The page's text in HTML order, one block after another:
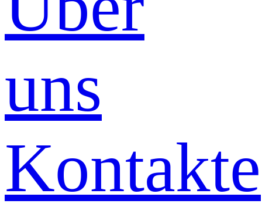
uns
Kontakte